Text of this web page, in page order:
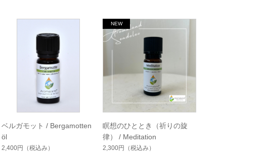
ベルガモット / Bergamotten
öl
2,400円 （税込み）
瞑想のひととき（祈りの旋
律） / Meditation
2,300円 （税込み）